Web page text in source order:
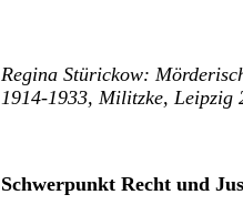
Regina Stürickow:
1914-1933, Militzke, Leipzig
Schwerpunkt Recht und